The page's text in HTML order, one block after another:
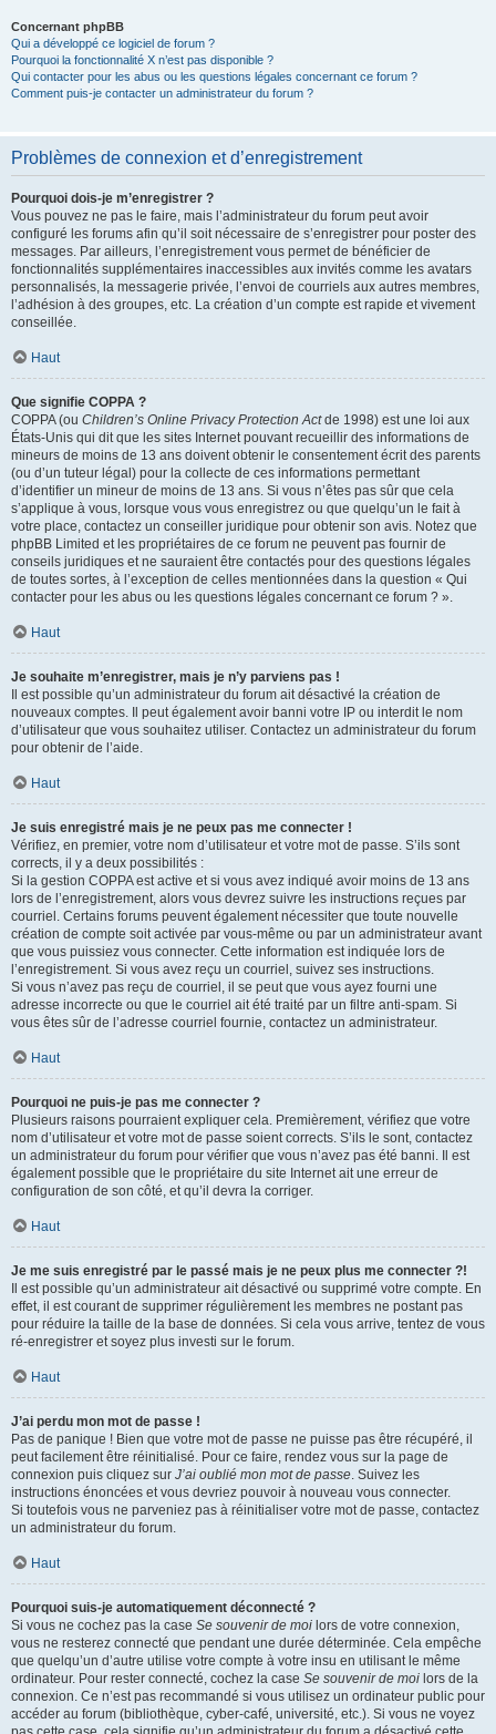
Concernant phpBB
Qui a développé ce logiciel de forum ?
Pourquoi la fonctionnalité X n’est pas disponible ?
Qui contacter pour les abus ou les questions légales concernant ce forum ?
Comment puis-je contacter un administrateur du forum ?
Problèmes de connexion et d’enregistrement
Pourquoi dois-je m’enregistrer ?
Vous pouvez ne pas le faire, mais l’administrateur du forum peut avoir
configuré les forums afin qu’il soit nécessaire de s’enregistrer pour poster des
messages. Par ailleurs, l’enregistrement vous permet de bénéficier de
fonctionnalités supplémentaires inaccessibles aux invités comme les avatars
personnalisés, la messagerie privée, l’envoi de courriels aux autres membres,
l’adhésion à des groupes, etc. La création d’un compte est rapide et vivement
conseillée.
Haut
Que signifie COPPA ?
COPPA (ou Children’s Online Privacy Protection Actde 1998) est une loi aux
États-Unis qui dit que les sites Internet pouvant recueillir des informations de
mineurs de moins de 13 ans doivent obtenir le consentement écrit des parents
(ou d’un tuteur légal) pour la collecte de ces informations permettant
d’identifier un mineur de moins de 13 ans. Si vous n’êtes pas sûr que cela
s’applique à vous, lorsque vous vous enregistrez ou que quelqu’un le fait à
votre place, contactez un conseiller juridique pour obtenir son avis. Notez que
phpBB Limited et les propriétaires de ce forum ne peuvent pas fournir de
conseils juridiques et ne sauraient être contactés pour des questions légales
de toutes sortes, à l’exception de celles mentionnées dans la question « Qui
contacter pour les abus ou les questions légales concernant ce forum ? ».
Haut
Je souhaite m’enregistrer, mais je n’y parviens pas !
Il est possible qu’un administrateur du forum ait désactivé la création de
nouveaux comptes. Il peut également avoir banni votre IP ou interdit le nom
d’utilisateur que vous souhaitez utiliser. Contactez un administrateur du forum
pour obtenir de l’aide.
Haut
Je suis enregistré mais je ne peux pas me connecter !
Vérifiez, en premier, votre nom d’utilisateur et votre mot de passe. S’ils sont
corrects, il y a deux possibilités :
Si la gestion COPPA est active et si vous avez indiqué avoir moins de 13 ans
lors de l’enregistrement, alors vous devrez suivre les instructions reçues par
courriel. Certains forums peuvent également nécessiter que toute nouvelle
création de compte soit activée par vous-même ou par un administrateur avant
que vous puissiez vous connecter. Cette information est indiquée lors de
l’enregistrement. Si vous avez reçu un courriel, suivez ses instructions.
Si vous n’avez pas reçu de courriel, il se peut que vous ayez fourni une
adresse incorrecte ou que le courriel ait été traité par un filtre anti-spam. Si
vous êtes sûr de l’adresse courriel fournie, contactez un administrateur.
Haut
Pourquoi ne puis-je pas me connecter ?
Plusieurs raisons pourraient expliquer cela. Premièrement, vérifiez que votre
nom d’utilisateur et votre mot de passe soient corrects. S’ils le sont, contactez
un administrateur du forum pour vérifier que vous n’avez pas été banni. Il est
également possible que le propriétaire du site Internet ait une erreur de
configuration de son côté, et qu’il devra la corriger.
Haut
Je me suis enregistré par le passé mais je ne peux plus me connecter ?!
Il est possible qu’un administrateur ait désactivé ou supprimé votre compte. En
effet, il est courant de supprimer régulièrement les membres ne postant pas
pour réduire la taille de la base de données. Si cela vous arrive, tentez de vous
ré-enregistrer et soyez plus investi sur le forum.
Haut
J’ai perdu mon mot de passe !
Pas de panique ! Bien que votre mot de passe ne puisse pas être récupéré, il
peut facilement être réinitialisé. Pour ce faire, rendez vous sur la page de
connexion puis cliquez sur J’ai oublié mon mot de passe. Suivez les
instructions énoncées et vous devriez pouvoir à nouveau vous connecter.
Si toutefois vous ne parveniez pas à réinitialiser votre mot de passe, contactez
un administrateur du forum.
Haut
Pourquoi suis-je automatiquement déconnecté ?
Si vous ne cochez pas la case Se souvenir de moi lors de votre connexion,
vous ne resterez connecté que pendant une durée déterminée. Cela empêche
que quelqu’un d’autre utilise votre compte à votre insu en utilisant le même
ordinateur. Pour rester connecté, cochez la case Se souvenir de moi lors de la
connexion. Ce n’est pas recommandé si vous utilisez un ordinateur public pour
accéder au forum (bibliothèque, cyber-café, université, etc.). Si vous ne voyez